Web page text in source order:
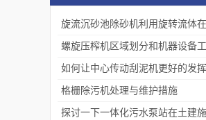
格栅除污机处理与维护措施